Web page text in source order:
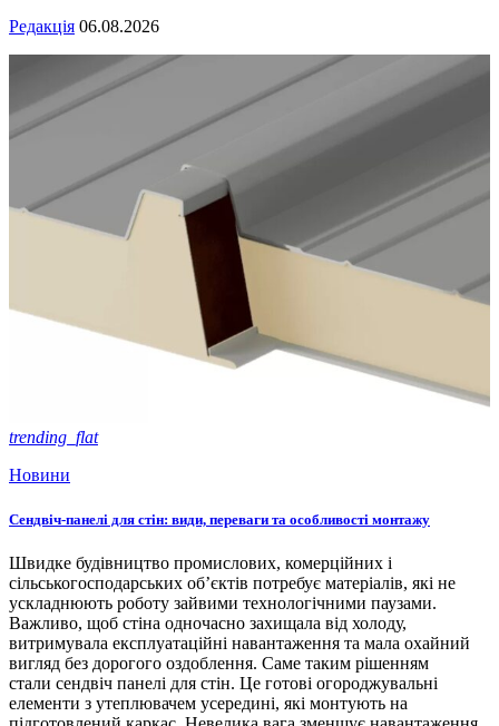
Редакція 06.08.2026
trending_flat
Новини
Сендвіч-панелі для стін: види, переваги та особливості монтажу
Швидке будівництво промислових, комерційних і
сільськогосподарських об’єктів потребує матеріалів, які не
ускладнюють роботу зайвими технологічними паузами.
Важливо, щоб стіна одночасно захищала від холоду,
витримувала експлуатаційні навантаження та мала охайний
вигляд без дорогого оздоблення. Саме таким рішенням
стали сендвіч панелі для стін. Це готові огороджувальні
елементи з утеплювачем усередині, які монтують на